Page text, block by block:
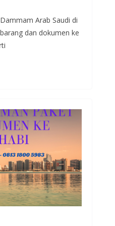
Arab Saudi di
dan dokumen ke